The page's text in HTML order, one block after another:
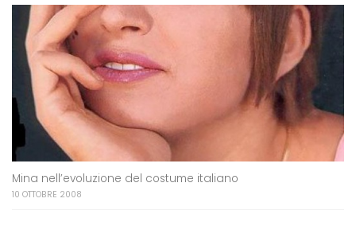
Mina nell’evoluzione del costume italiano
10 OTTOBRE 2008